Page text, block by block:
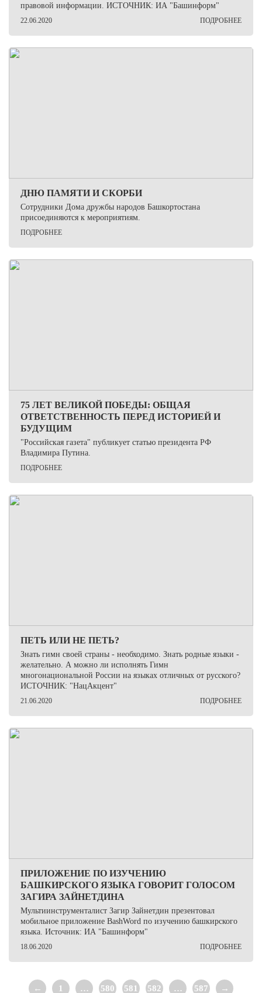
правовой информации. ИСТОЧНИК: ИА "Башинформ"
22.06.2020 ПОДРОБНЕЕ
ДНЮ ПАМЯТИ И СКОРБИ
Сотрудники Дома дружбы народов Башкортостана
присоединяются к мероприятиям.
ПОДРОБНЕЕ
75 ЛЕТ ВЕЛИКОЙ ПОБЕДЫ: ОБЩАЯ
ОТВЕТСТВЕННОСТЬ ПЕРЕД ИСТОРИЕЙ И
БУДУЩИМ
"Российская газета" публикует статью президента РФ
Владимира Путина.
ПОДРОБНЕЕ
ПЕТЬ ИЛИ НЕ ПЕТЬ?
Знать гимн своей страны - необходимо. Знать родные языки -
желательно. А можно ли исполнять Гимн
многонациональной России на языках отличных от русского?
ИСТОЧНИК: "НацАкцент"
21.06.2020 ПОДРОБНЕЕ
ПРИЛОЖЕНИЕ ПО ИЗУЧЕНИЮ
БАШКИРСКОГО ЯЗЫКА ГОВОРИТ ГОЛОСОМ
ЗАГИРА ЗАЙНЕТДИНА
Мультиинструменталист Загир Зайнетдин презентовал
мобильное приложение BashWord по изучению башкирского
языка. Источник: ИА "Башинформ"
18.06.2020 ПОДРОБНЕЕ
Навигация
← 1 … 580 581 582 … 587 →